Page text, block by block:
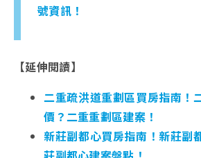
號資訊！
【延伸閱讀】
二重疏洪道重劃區買房指南！
價？二重重劃區建案！
新莊副都心買房指南！新莊副